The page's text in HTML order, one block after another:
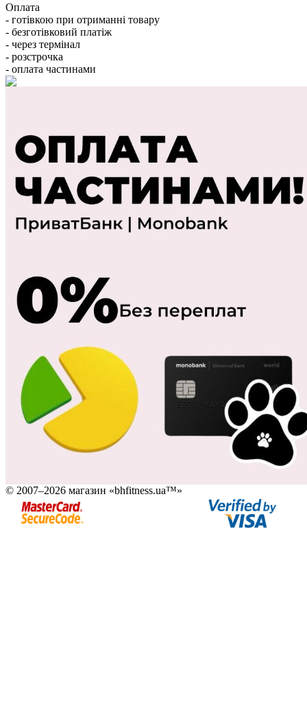
Оплата
- готівкою при отриманні товару
- безготівковий платіж
- через термінал
- розстрочка
- оплата частинами
© 2007–2026 магазин «bhfitness.ua™»